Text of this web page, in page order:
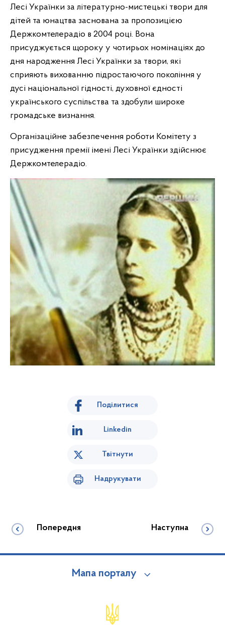
Лесі Українки за літературно-мистецькі твори для
дітей та юнацтва заснована за пропозицією
Держкомтелерадіо в 2004 році. Вона
присуджується щороку у чотирьох номінаціях до
дня народження Лесі Українки за твори, які
сприяють вихованню підростаючого покоління у
дусі національної гідності, духовної єдності
українського суспільства та здобули широке
громадське визнання.
Організаційне забезпечення роботи Комітету з
присудження премії імені Лесі Українки здійснює
Держкомтелерадіо.
Поділитися
Linkedin
Твітнути
Надрукувати
Попередня Наступна
Мапа порталу